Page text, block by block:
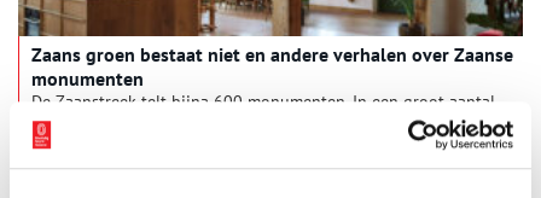
Zaans groen bestaat niet en andere verhalen over Zaanse
monumenten
De Zaanstreek telt bijna 600 monumenten. In een groot aantal
wordt gewoond. Vijf jaar geleden betrokken
journalist/schrijver Rosa Koelemeijer en haar partner een
monumentaal huis in het centrum van Krommenie. Ze wilde